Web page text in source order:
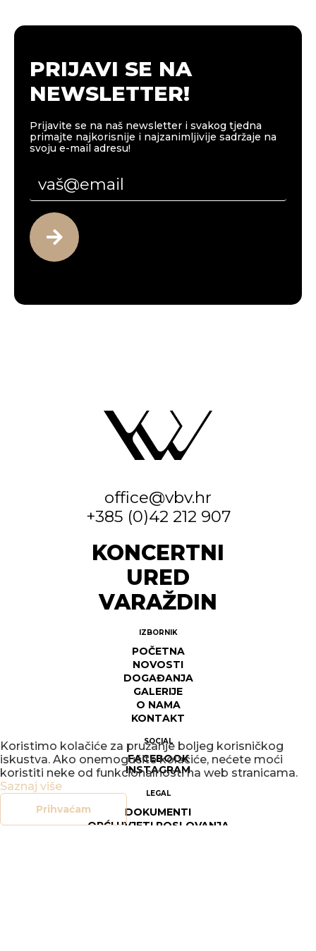
PRIJAVI SE NA
NEWSLETTER!
Prijavite se na naš newsletter i svakog tjedna
primajte najkorisnije i najzanimljivije sadržaje na
svoju e-mail adresu!
office@vbv.hr
+385 (0)42 212 907
KONCERTNI
URED
VARAŽDIN
IZBORNIK
POČETNA
NOVOSTI
DOGAĐANJA
GALERIJE
O NAMA
KONTAKT
SOCIAL
FACEBOOK
INSTAGRAM
LEGAL
DOKUMENTI
OPĆI UVJETI POSLOVANJA
Koristimo kolačiće za pružanje boljeg korisničkog
iskustva. Ako onemogućite kolačiće, nećete moći
koristiti neke od funkcionalnosti na web stranicama.
Saznaj više
Prihvaćam